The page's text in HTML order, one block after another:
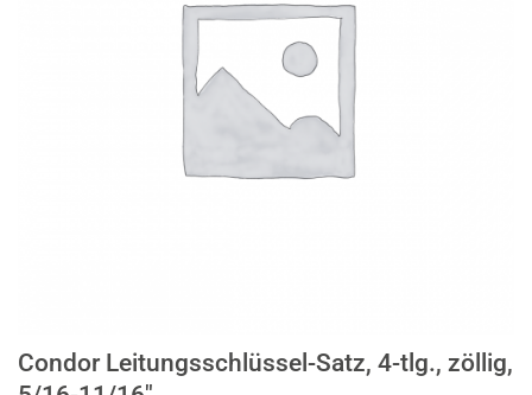
Condor Leitungsschlüssel-Satz, 4-tlg., zöllig,